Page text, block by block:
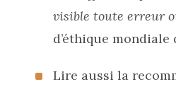
visible toute erreur
d’éthique mondiale
Lire aussi la